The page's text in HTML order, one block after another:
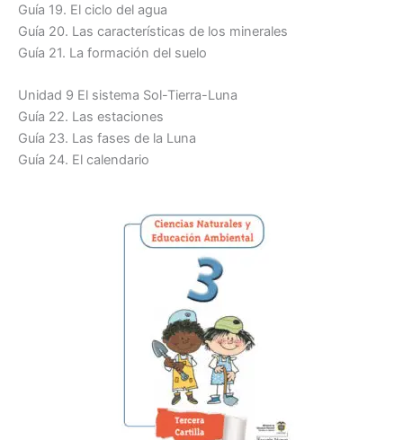
Guía 19. El ciclo del agua
Guía 20. Las características de los minerales
Guía 21. La formación del suelo
Unidad 9 El sistema Sol-Tierra-Luna
Guía 22. Las estaciones
Guía 23. Las fases de la Luna
Guía 24. El calendario